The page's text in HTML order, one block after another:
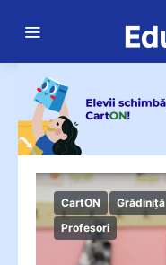
CartON Grădiniță
Profesori